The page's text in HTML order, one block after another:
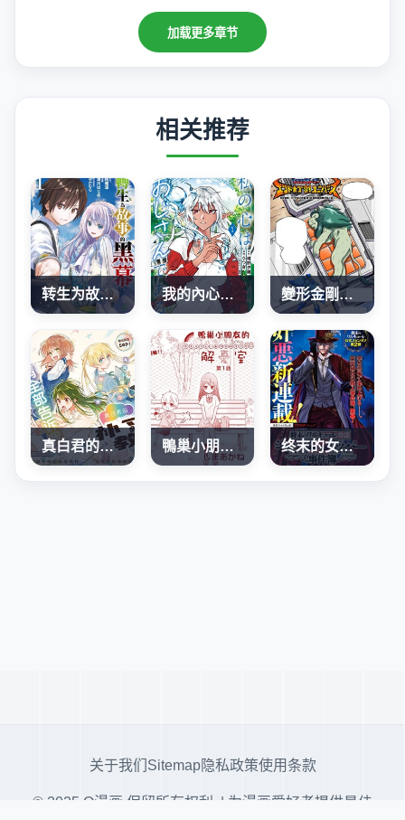
加载更多章节
相关推荐
转生为故事幕后主谋 我的內心是大叔 變形金剛：G1宇宙之終焉
真白君的補習教室 鴨巢小朋友的解憂室 终末的女武神奇谭·开膛手杰克事件簿
关于我们 Sitemap隐私政策使用条款
© 2025 Q漫画 保留所有权利. | 为漫画爱好者提供最佳